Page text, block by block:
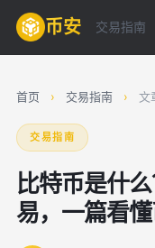
币安 交易指南
首页 › 交易指南 › 文
交易指南
比特币是什
易，一篇看